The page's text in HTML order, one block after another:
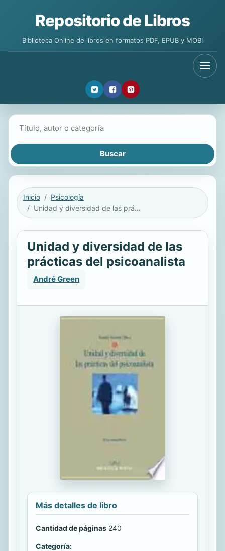
Repositorio de Libros
Biblioteca Online de libros en formatos PDF, EPUB y MOBI
Inicio
Psicología
Unidad y diversidad de las prácticas del psicoanalista
Unidad y diversidad de las
prácticas del psicoanalista
André Green
Más detalles de libro
Cantidad de páginas 240
Categoría: